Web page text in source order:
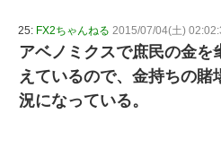
25: FX2ちゃんねる 2015/07/04(土)
アベノミクスで庶民の金を
えているので、金持ちの賭
況になっている。